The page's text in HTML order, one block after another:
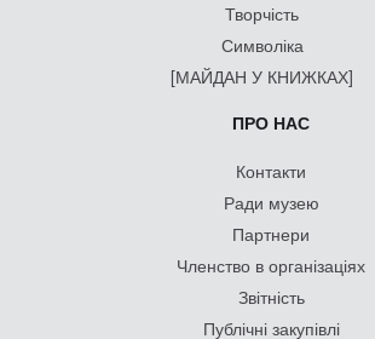
Творчість
Символіка
[МАЙДАН У КНИЖКАХ]
ПРО НАС
Контакти
Ради музею
Партнери
Членство в організаціях
Звітність
Публічні закупівлі